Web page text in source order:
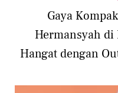
Gaya
Hermansyah di
Hangat dengan